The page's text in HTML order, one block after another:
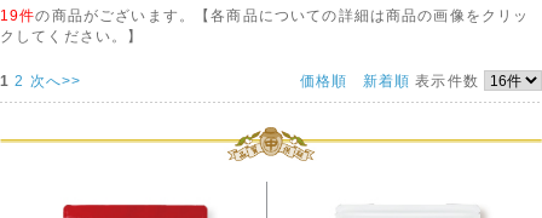
19件の商品がございます。【各商品についての詳細は商品の画像をクリッ
クしてください。】
価格順 新着順 表示件数
1 2 次へ>>